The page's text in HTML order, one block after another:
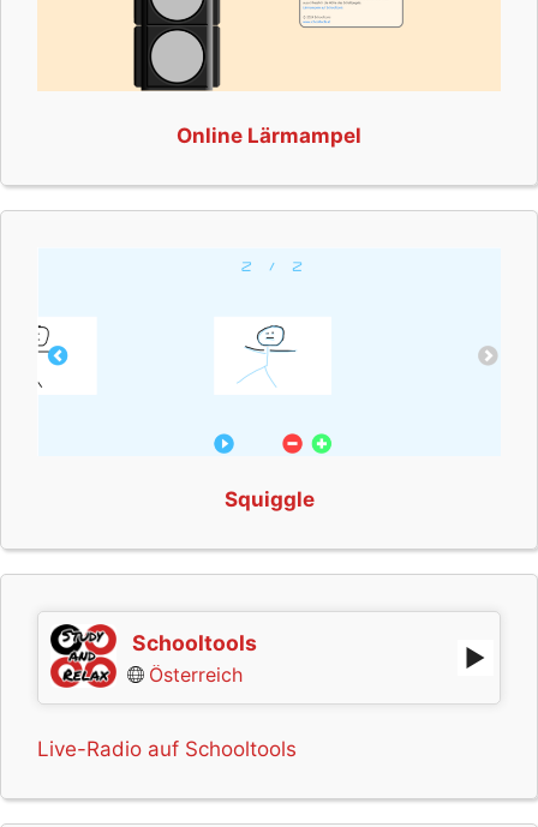
Online Lärmampel
Squiggle
Schooltools
Österreich
Live-Radio auf Schooltools